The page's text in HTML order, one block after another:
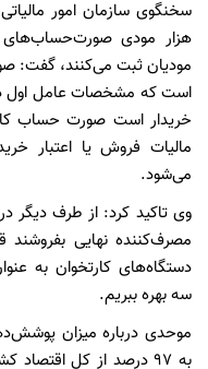
هزار مودی صورت‌حساب‌های
مودیان ثبت می‌کنند،
است که مشخصات عامل اول
خریدار است صورت حساب
مالیات فروش یا اعتبار
می‌شود.
وی تاکید کرد: از طرف دیگر
مصرف‌کننده نهایی بفروشند
دستگاه‌های کارتخوان به
سه بهره ببریم.
موحدی درباره میزان
به ۹۷ درصد از کل